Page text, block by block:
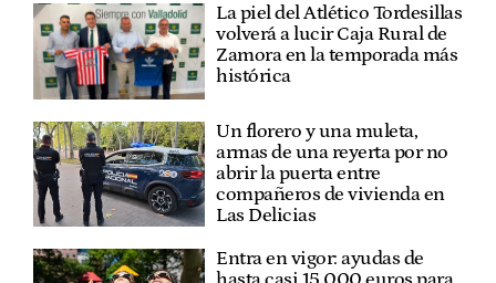
La piel del Atlético Tordesillas
volverá a lucir Caja Rural de
Zamora en la temporada más
histórica
Un florero y una muleta,
armas de una reyerta por no
abrir la puerta entre
compañeros de vivienda en
Las Delicias
Entra en vigor: ayudas de